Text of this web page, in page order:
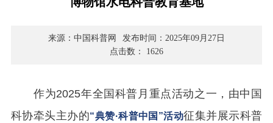
来源：中国科普网
发布时间：2025年09月27日
点击数： 1626
作为2025年全国科普月重点活动之一，由中国
科协牵头主办的“典赞·科普中国”活动征集并展示科普